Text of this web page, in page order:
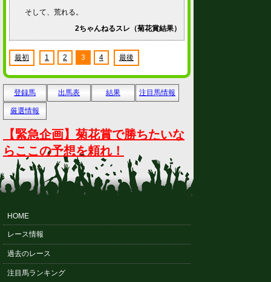
そして、荒れる。
2ちゃんねるスレ（菊花賞結果）
最初 1 2 3 4 最後
登録馬 出馬表 結果 注目馬情報
厳選情報
【緊急企画】菊花賞で勝ちたいな
らここの予想を頼れ！
HOME
レース情報
過去のレース
注目馬ランキング